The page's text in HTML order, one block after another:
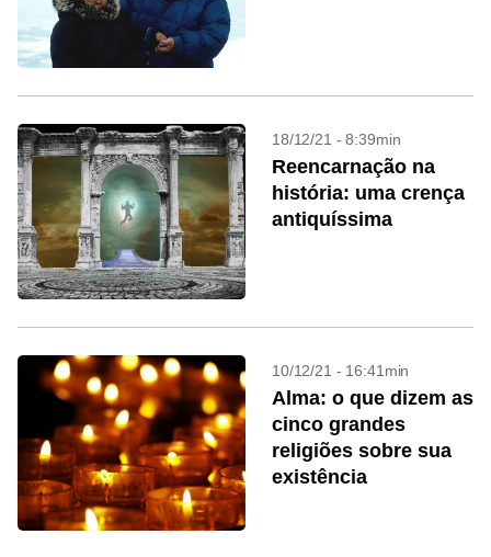
18/12/21 - 8:39min
Reencarnação na
história: uma crença
antiquíssima
10/12/21 - 16:41min
Alma: o que dizem as
cinco grandes
religiões sobre sua
existência